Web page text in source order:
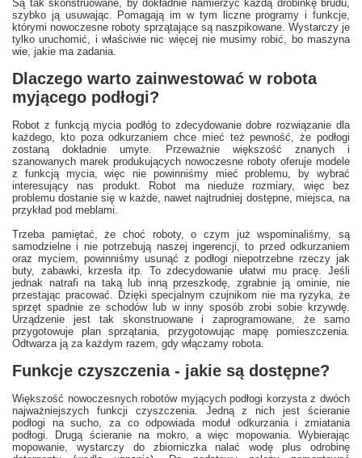
Są tak skonstruowane, by dokładnie namierzyć każdą drobinkę brudu,
szybko ją usuwając. Pomagają im w tym liczne programy i funkcje,
którymi nowoczesne roboty sprzątające są naszpikowane. Wystarczy je
tylko uruchomić, i właściwie nic więcej nie musimy robić, bo maszyna
wie, jakie ma zadania.
Dlaczego warto zainwestować w robota
myjącego podłogi?
Robot z funkcją mycia podłóg to zdecydowanie dobre rozwiązanie dla
każdego, kto poza odkurzaniem chce mieć też pewność, że podłogi
zostaną dokładnie umyte. Przeważnie większość znanych i
szanowanych marek produkujących nowoczesne roboty oferuje modele
z funkcją mycia, więc nie powinniśmy mieć problemu, by wybrać
interesujący nas produkt. Robot ma nieduże rozmiary, więc bez
problemu dostanie się w każde, nawet najtrudniej dostępne, miejsca, na
przykład pod meblami.
Trzeba pamiętać, że choć roboty, o czym już wspominaliśmy, są
samodzielne i nie potrzebują naszej ingerencji, to przed odkurzaniem
oraz myciem, powinniśmy usunąć z podłogi niepotrzebne rzeczy jak
buty, zabawki, krzesła itp. To zdecydowanie ułatwi mu pracę. Jeśli
jednak natrafi na taką lub inną przeszkodę, zgrabnie ją ominie, nie
przestając pracować. Dzięki specjalnym czujnikom nie ma ryzyka, że
sprzęt spadnie ze schodów lub w inny sposób zrobi sobie krzywdę.
Urządzenie jest tak skonstruowane i zaprogramowane, że samo
przygotowuje plan sprzątania, przygotowując mapę pomieszczenia.
Odtwarza ją za każdym razem, gdy włączamy robota.
Funkcje czyszczenia - jakie są dostępne?
Większość nowoczesnych robotów myjących podłogi korzysta z dwóch
najważniejszych funkcji czyszczenia. Jedną z nich jest ścieranie
podłogi na sucho, za co odpowiada moduł odkurzania i zmiatania
podłogi. Drugą ścieranie na mokro, a więc mopowania. Wybierając
mopowanie, wystarczy do zbiorniczka nalać wodę plus odrobinę